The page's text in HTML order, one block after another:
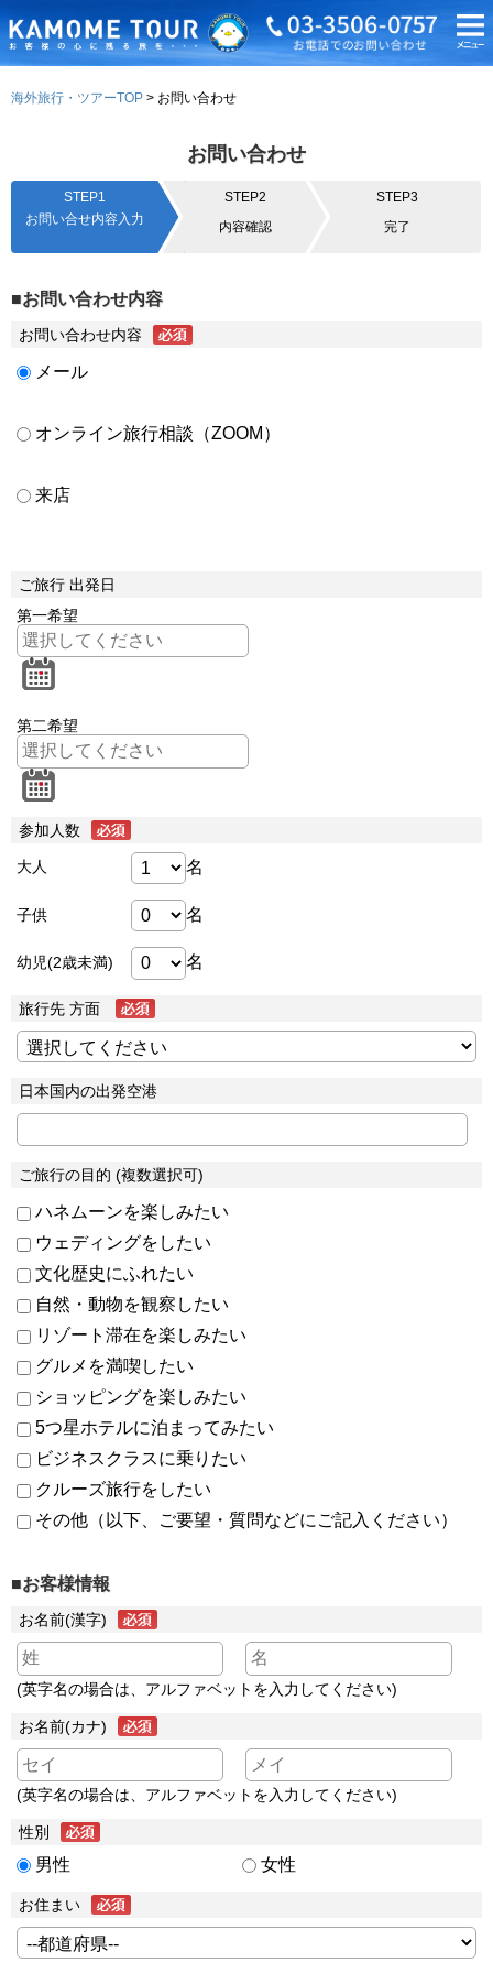
海外旅行・ツアーTOP お問い合わせ
お問い合わせ
STEP1
お問い合せ内容入力
STEP2
内容確認
STEP3
完了
■お問い合わせ内容
お問い合わせ内容
メール
オンライン旅行相談（ZOOM）
来店
ご旅行 出発日
第一希望
第二希望
参加人数
大人 名
子供 名
幼児(2歳未満) 名
旅行先 方面
日本国内の出発空港
ご旅行の目的 (複数選択可)
ハネムーンを楽しみたい
ウェディングをしたい
文化歴史にふれたい
自然・動物を観察したい
リゾート滞在を楽しみたい
グルメを満喫したい
ショッピングを楽しみたい
5つ星ホテルに泊まってみたい
ビジネスクラスに乗りたい
クルーズ旅行をしたい
その他（以下、ご要望・質問などにご記入ください）
■お客様情報
お名前(漢字)
(英字名の場合は、アルファベットを入力してください)
お名前(カナ)
(英字名の場合は、アルファベットを入力してください)
性別
男性 女性
お住まい